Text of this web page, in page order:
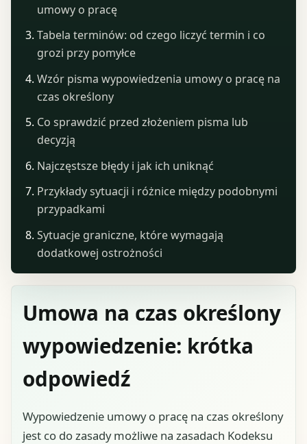
Umowa na czas określony
wypowiedzenie: krótka
odpowiedź
Wypowiedzenie umowy o pracę na czas określony
jest co do zasady możliwe na zasadach Kodeksu
umowy o pracę
Tabela terminów: od czego liczyć termin i co
grozi przy pomyłce
Wzór pisma wypowiedzenia umowy o pracę na
czas określony
Co sprawdzić przed złożeniem pisma lub
decyzją
Najczęstsze błędy i jak ich uniknąć
Przykłady sytuacji i różnice między podobnymi
przypadkami
Sytuacje graniczne, które wymagają
dodatkowej ostrożności